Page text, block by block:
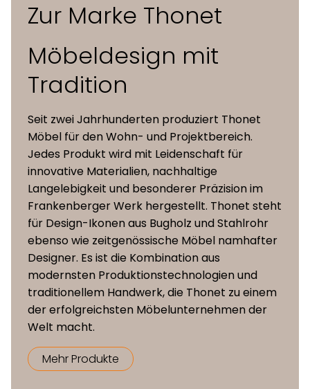
Gestell
Rohrende mit verchromten
(optional)
Gestell mit Bohrungen für Gleiter
vorbereitet, bei
Pulverbeschichtung: Gleiter
POM-Kunststoff oder Filzgleiter,
Schwarz oder transparent
Rohrgeflecht und mit Sitzpolsterung
S 32 SPVNHT Freischwinger Thekenhocker mit
Netzgewebe und mit Sitzpolsterung
Zur Marke Thonet
Möbeldesign mit
Tradition
Seit zwei Jahrhunderten produziert Thonet
Möbel für den Wohn- und Projektbereich.
Jedes Produkt wird mit Leidenschaft für
innovative Materialien, nachhaltige
Langelebigkeit und besonderer Präzision im
Frankenberger Werk hergestellt. Thonet steht
für Design-Ikonen aus Bugholz und Stahlrohr
ebenso wie zeitgenössische Möbel namhafter
Designer. Es ist die Kombination aus
modernsten Produktionstechnologien und
traditionellem Handwerk, die Thonet zu einem
der erfolgreichsten Möbelunternehmen der
Welt macht.
Mehr Produkte